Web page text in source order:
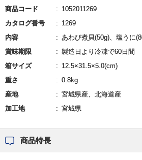
商品コード
1052011269
カタログ番号
1269
内容
あわび煮貝(50g)、塩うに
賞味期限
製造日より冷凍で60日間
箱サイズ
12.5×31.5×5.0(cm)
重さ
0.8kg
産地
宮城県産、北海道産
加工地
宮城県
商品特長